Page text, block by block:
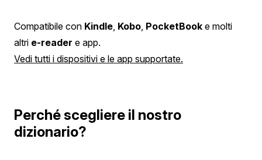
Compatibile con Kindle Kobo PocketBook e molti
altri e-reader e app.
Vedi tutti i dispositivi e le app supportate.
Perché scegliere il nostro
dizionario?